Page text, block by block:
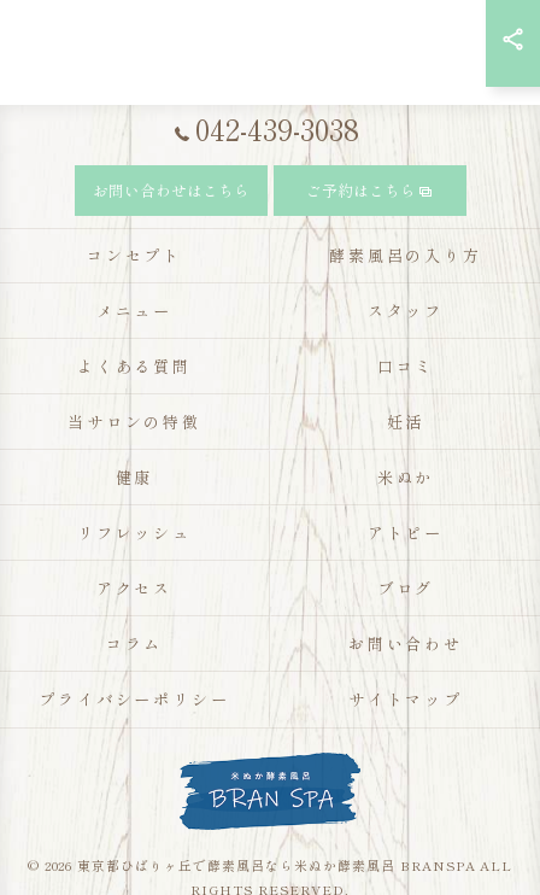
042-439-3038
お問い合わせはこちら ご予約はこちら
コンセプト 酵素風呂の入り方
メニュー スタッフ
よくある質問 口コミ
当サロンの特徴 妊活
健康 米ぬか
リフレッシュ アトピー
アクセス ブログ
コラム お問い合わせ
プライバシーポリシー サイトマップ
© 2026 東京都ひばりヶ丘で酵素風呂なら米ぬか酵素風呂 BRANSPA ALL
RIGHTS RESERVED.